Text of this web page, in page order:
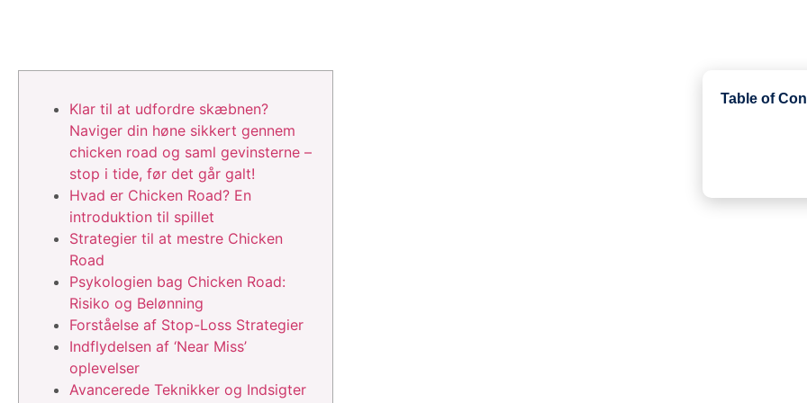
Klar til at udfordre skæbnen?
Naviger din høne sikkert gennem
chicken road og saml gevinsterne –
stop i tide, før det går galt!
Hvad er Chicken Road? En
introduktion til spillet
Strategier til at mestre Chicken
Road
Psykologien bag Chicken Road:
Risiko og Belønning
Forståelse af Stop-Loss Strategier
Indflydelsen af ‘Near Miss’
oplevelser
Avancerede Teknikker og Indsigter
Table of